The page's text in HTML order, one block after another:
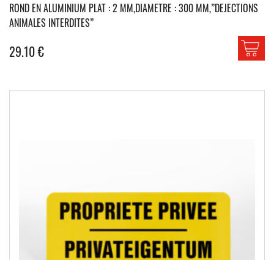
ROND EN ALUMINIUM PLAT : 2 MM,DIAMETRE : 300 MM,”DEJECTIONS
ANIMALES INTERDITES”
29.10€